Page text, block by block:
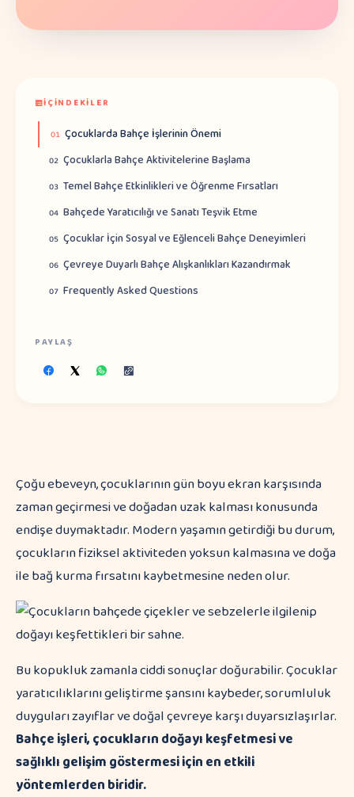
İÇINDEKILER
01 Çocuklarda Bahçe İşlerinin Önemi
02 Çocuklarla Bahçe Aktivitelerine Başlama
03 Temel Bahçe Etkinlikleri ve Öğrenme Fırsatları
04 Bahçede Yaratıcılığı ve Sanatı Teşvik Etme
05 Çocuklar İçin Sosyal ve Eğlenceli Bahçe Deneyimleri
06 Çevreye Duyarlı Bahçe Alışkanlıkları Kazandırmak
07 Frequently Asked Questions
PAYLAŞ
Çoğu ebeveyn, çocuklarının gün boyu ekran karşısında
zaman geçirmesi ve doğadan uzak kalması konusunda
endişe duymaktadır. Modern yaşamın getirdiği bu durum,
çocukların fiziksel aktiviteden yoksun kalmasına ve doğa
ile bağ kurma fırsatını kaybetmesine neden olur.
Bu kopukluk zamanla ciddi sonuçlar doğurabilir. Çocuklar
yaratıcılıklarını geliştirme şansını kaybeder, sorumluluk
duyguları zayıflar ve doğal çevreye karşı duyarsızlaşırlar.
Bahçe işleri, çocukların doğayı keşfetmesi ve
sağlıklı gelişim göstermesi için en etkili
yöntemlerden biridir.